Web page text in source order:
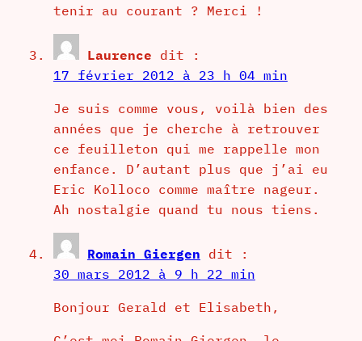
tenir au courant ? Merci !
Laurence dit :
17 février 2012 à 23 h 04 min
Je suis comme vous, voilà bien des
années que je cherche à retrouver
ce feuilleton qui me rappelle mon
enfance. D’autant plus que j’ai eu
Eric Kolloco comme maître nageur.
Ah nostalgie quand tu nous tiens.
Romain Giergen dit :
30 mars 2012 à 9 h 22 min
Bonjour Gerald et Elisabeth,